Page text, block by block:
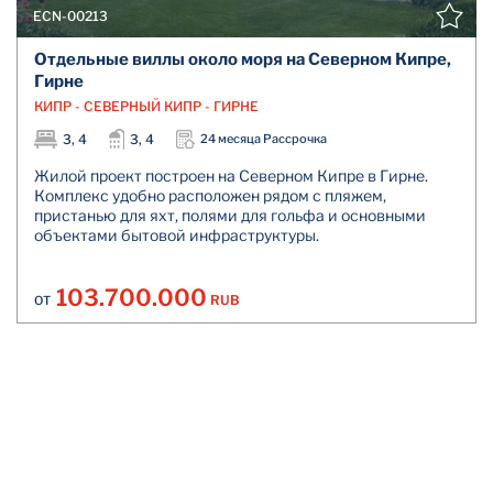
ECN-00213
Отдельные виллы около моря на Северном Кипре,
Гирне
КИПР - СЕВЕРНЫЙ КИПР - ГИРНЕ
3, 4
3, 4 24 месяца Рассрочка
Жилой проект построен на Северном Кипре в Гирне.
Комплекс удобно расположен рядом с пляжем,
пристанью для яхт, полями для гольфа и основными
объектами бытовой инфраструктуры.
ОТ 103.700.000 RUB